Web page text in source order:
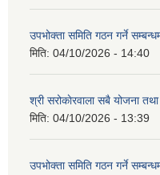
उपभोक्ता समिति गठन गर्ने
मिति: 04/10/2026 - 14:40
श्री सरोकाेरवाला सबै योजना
मिति: 04/10/2026 - 13:39
उपभोक्ता समिति गठन गर्ने